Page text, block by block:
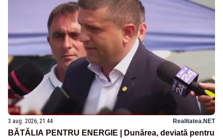
3 aug. 2026, 21:44 Realitatea.NET
BĂTĂLIA PENTRU ENERGIE | Dunărea, deviată pentru